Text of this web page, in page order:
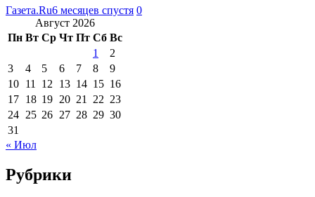
Газета.Ru6 месяцев спустя 0
Август 2026
Пн Вт Ср Чт Пт Сб Вс
1
2
3
4 5 6 7 8
9
10 11 12 13 14 15 16
17 18 19 20 21 22 23
24 25 26 27 28 29 30
31
« Июл
Рубрики